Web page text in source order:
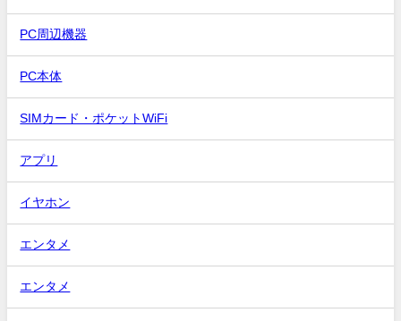
PC周辺機器
PC本体
SIMカード・ポケットWiFi
アプリ
イヤホン
エンタメ
エンタメ